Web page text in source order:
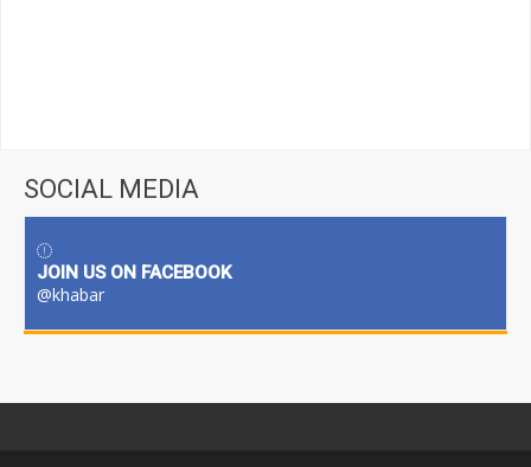
SOCIAL MEDIA
JOIN US ON FACEBOOK
@khabar